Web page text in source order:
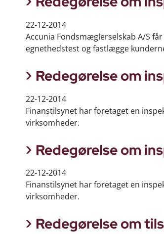
22-12-2014
Accunia Fondsmæglerselskab A/S
egnethedstest og fastlægge
Redegørelse om
22-12-2014
Finanstilsynet har foretaget en
virksomheder.
Redegørelse om
22-12-2014
Finanstilsynet har foretaget en
virksomheder.
Redegørelse om